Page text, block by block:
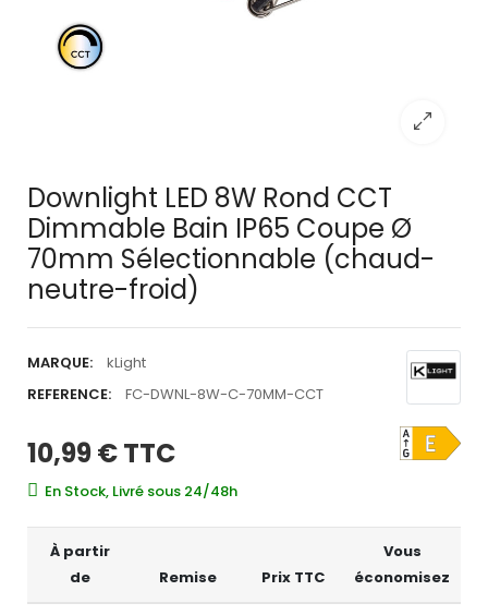
Downlight LED 8W Rond CCT
Dimmable Bain IP65 Coupe Ø
70mm Sélectionnable (chaud-
neutre-froid)
MARQUE:
kLight
REFERENCE:
FC-DWNL-8W-C-70MM-CCT
10,99 €TTC
En Stock, Livré sous 24/48h
À partir
de
Remise Prix TTC
Vous
économisez